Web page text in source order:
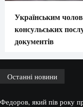
Українським
консульських
документів
Останні новини
Федоров, який пів року